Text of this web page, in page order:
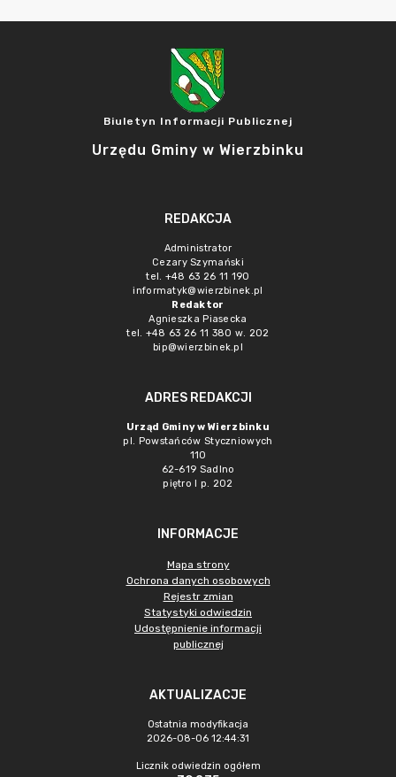
Biuletyn Informacji Publicznej
Urzędu Gminy w Wierzbinku
REDAKCJA
Administrator
Cezary Szymański
tel. +48 63 26 11 190
informatyk@wierzbinek.pl
Redaktor
Agnieszka Piasecka
tel. +48 63 26 11 380 w. 202
bip@wierzbinek.pl
ADRES REDAKCJI
Urząd Gminy w Wierzbinku
pl. Powstańców Styczniowych
110
62-619 Sadlno
piętro I p. 202
INFORMACJE
Mapa strony
Ochrona danych osobowych
Rejestr zmian
Statystyki odwiedzin
Udostępnienie informacji
publicznej
AKTUALIZACJE
Ostatnia modyfikacja
2026-08-06 12:44:31
Licznik odwiedzin ogółem